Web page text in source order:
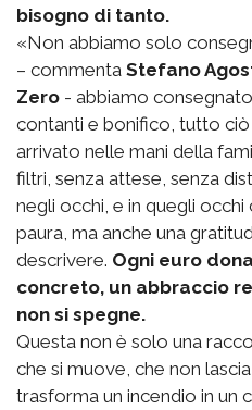
bisogno di tanto.
«Non abbiamo solo
– commenta Stefano
Zero - abbiamo
contanti e bonifico, tutto
arrivato nelle mani della
filtri, senza attese, senza
negli occhi, e in quegli occhi
paura, ma anche una
descrivere. Ogni euro
concreto, un abbraccio
non si spegne.
Questa non è solo una
che si muove, che non
trasforma un incendio in un